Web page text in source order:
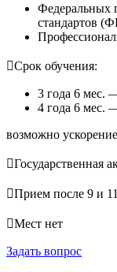
Федеральных
стандартов
Срок обучения:
3 года 6 мес.
4 года 6 мес.
возможно
Государственная
Прием после 9 и
Мест нет
Задать вопрос